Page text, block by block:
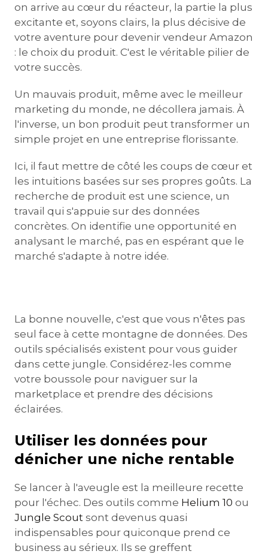
on arrive au cœur du réacteur, la partie la plus
excitante et, soyons clairs, la plus décisive de
votre aventure pour devenir vendeur Amazon
: le choix du produit. C'est le véritable pilier de
votre succès.
Un mauvais produit, même avec le meilleur
marketing du monde, ne décollera jamais. À
l'inverse, un bon produit peut transformer un
simple projet en une entreprise florissante.
Ici, il faut mettre de côté les coups de cœur et
les intuitions basées sur ses propres goûts. La
recherche de produit est une science, un
travail qui s'appuie sur des données
concrètes. On identifie une opportunité en
analysant le marché, pas en espérant que le
marché s'adapte à notre idée.
La bonne nouvelle, c'est que vous n'êtes pas
seul face à cette montagne de données. Des
outils spécialisés existent pour vous guider
dans cette jungle. Considérez-les comme
votre boussole pour naviguer sur la
marketplace et prendre des décisions
éclairées.
Utiliser les données pour
dénicher une niche rentable
Se lancer à l'aveugle est la meilleure recette
pour l'échec. Des outils comme Helium 10 ou
Jungle Scout sont devenus quasi
indispensables pour quiconque prend ce
business au sérieux. Ils se greffent